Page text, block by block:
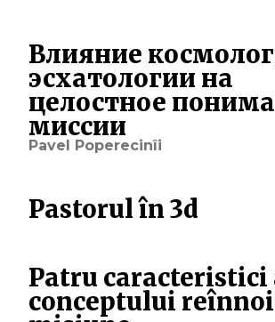
Влияние
эсхатологии на
целостное
миссии
Pavel Poperecinîi
Pastorul în 3d
Patru caracteristici
conceptului